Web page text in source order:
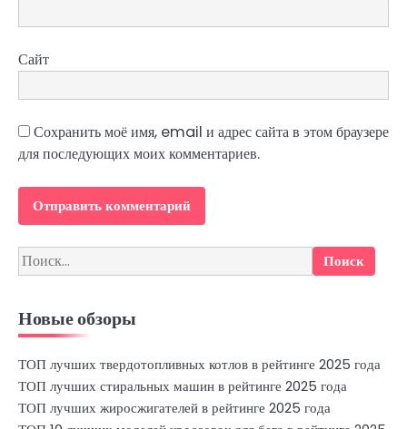
Сайт
Сохранить моё имя, email и адрес сайта в этом браузере
для последующих моих комментариев.
Найти:
Новые обзоры
ТОП лучших твердотопливных котлов в рейтинге 2025 года
ТОП лучших стиральных машин в рейтинге 2025 года
ТОП лучших жиросжигателей в рейтинге 2025 года